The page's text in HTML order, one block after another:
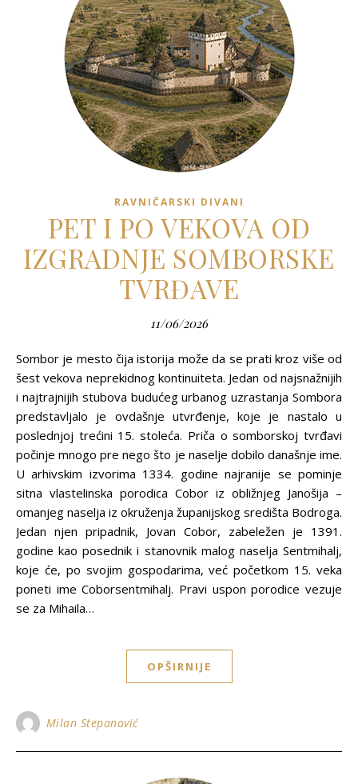
RAVNIČARSKI DIVANI
PET I PO VEKOVA OD
IZGRADNJE SOMBORSKE
TVRĐAVE
11/06/2026
Sombor je mesto čija istorija može da se prati kroz više od
šest vekova neprekidnog kontinuiteta. Jedan od najsnažnijih
i najtrajnijih stubova budućeg urbanog uzrastanja Sombora
predstavljalo je ovdašnje utvrđenje, koje je nastalo u
poslednjoj trećini 15. stoleća. Priča o somborskoj tvrđavi
počinje mnogo pre nego što je naselje dobilo današnje ime.
U arhivskim izvorima 1334. godine najranije se pominje
sitna vlastelinska porodica Cobor iz obližnjeg Janošija –
omanjeg naselja iz okruženja županijskog središta Bodroga.
Jedan njen pripadnik, Jovan Cobor, zabeležen je 1391.
godine kao posednik i stanovnik malog naselja Sentmihalj,
koje će, po svojim gospodarima, već početkom 15. veka
poneti ime Coborsentmihalj. Pravi uspon porodice vezuje
se za Mihaila…
OPŠIRNIJE
Milan Stepanović